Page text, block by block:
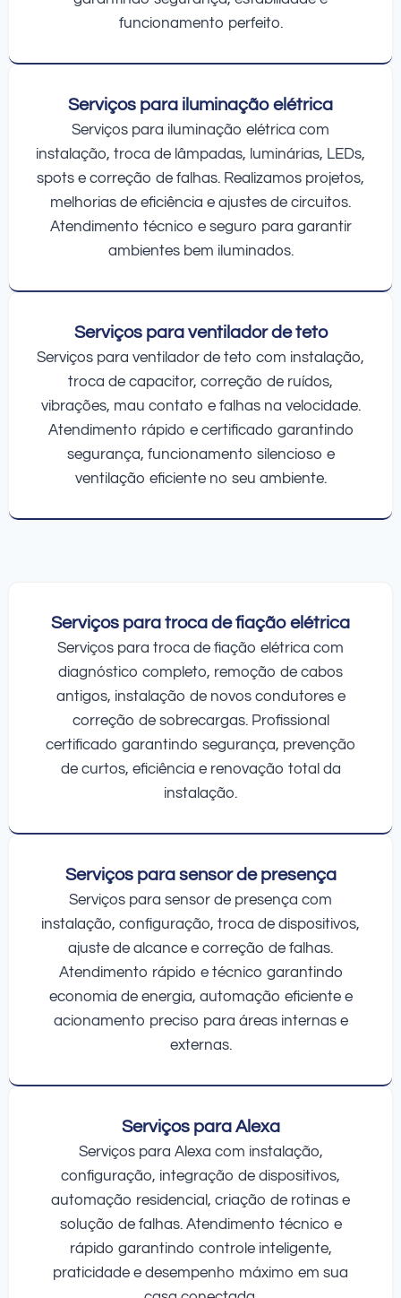
funcionamento perfeito.
Serviços para iluminação elétrica
Serviços para iluminação elétrica com
instalação, troca de lâmpadas, luminárias, LEDs,
spots e correção de falhas. Realizamos projetos,
melhorias de eficiência e ajustes de circuitos.
Atendimento técnico e seguro para garantir
ambientes bem iluminados.
Serviços para ventilador de teto
Serviços para ventilador de teto com instalação,
troca de capacitor, correção de ruídos,
vibrações, mau contato e falhas na velocidade.
Atendimento rápido e certificado garantindo
segurança, funcionamento silencioso e
ventilação eficiente no seu ambiente.
Serviços para troca de fiação elétrica
Serviços para troca de fiação elétrica com
diagnóstico completo, remoção de cabos
antigos, instalação de novos condutores e
correção de sobrecargas. Profissional
certificado garantindo segurança, prevenção
de curtos, eficiência e renovação total da
instalação.
Serviços para sensor de presença
Serviços para sensor de presença com
instalação, configuração, troca de dispositivos,
ajuste de alcance e correção de falhas.
Atendimento rápido e técnico garantindo
economia de energia, automação eficiente e
acionamento preciso para áreas internas e
externas.
Serviços para Alexa
Serviços para Alexa com instalação,
configuração, integração de dispositivos,
automação residencial, criação de rotinas e
solução de falhas. Atendimento técnico e
rápido garantindo controle inteligente,
praticidade e desempenho máximo em sua